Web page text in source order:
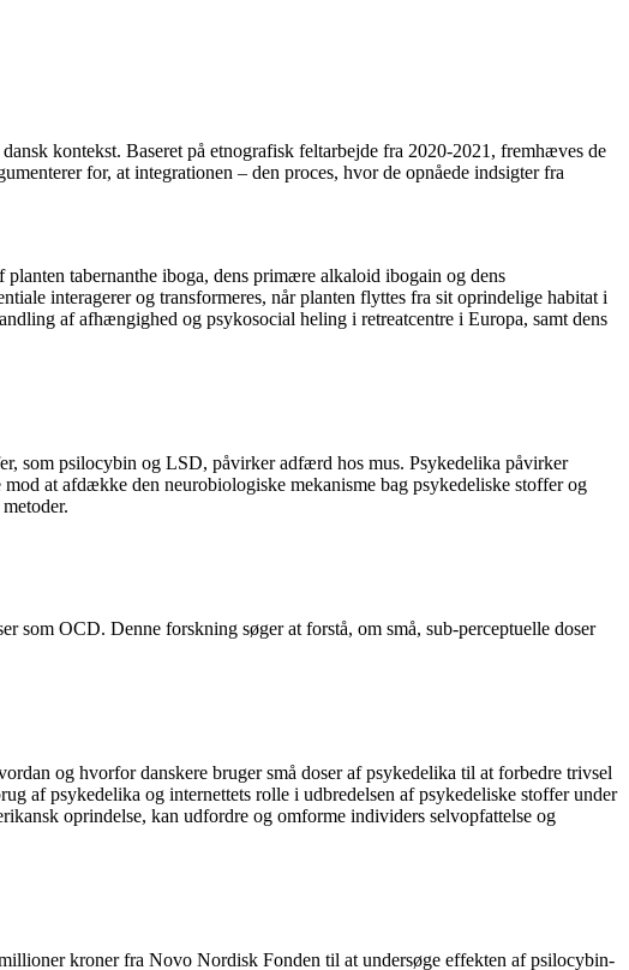
kontekst. Baseret på etnografisk feltarbejde fra 2020-2021, fremhæves de
for, at integrationen – den proces, hvor de opnåede indsigter fra
tabernanthe iboga, dens primære alkaloid ibogain og dens
interagerer og transformeres, når planten flyttes fra sit oprindelige habitat i
af afhængighed og psykosocial heling i retreatcentre i Europa, samt dens
som psilocybin og LSD, påvirker adfærd hos mus. Psykedelika påvirker
at afdække den neurobiologiske mekanisme bag psykedeliske stoffer og
OCD. Denne forskning søger at forstå, om små, sub-perceptuelle doser
og hvorfor danskere bruger små doser af psykedelika til at forbedre trivsel
af psykedelika og internettets rolle i udbredelsen af psykedeliske stoffer under
oprindelse, kan udfordre og omforme individers selvopfattelse og
kroner fra Novo Nordisk Fonden til at undersøge effekten af psilocybin-